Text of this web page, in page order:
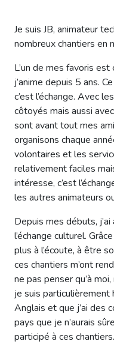
Je suis JB, animateur
nombreux chantiers en
L’un de mes favoris
j’anime depuis 5 ans.
c’est l’échange. Avec
côtoyés mais aussi
sont avant tout mes
organisons chaque
volontaires et les
relativement faciles
intéresse, c’est
les autres animateurs
Depuis mes débuts,
l’échange culturel.
plus à l’écoute, à être
ces chantiers m’ont
ne pas penser qu’à
je suis particulièrement
Anglais et que j’ai des
pays que je n’aurais
participé à ces chantiers.